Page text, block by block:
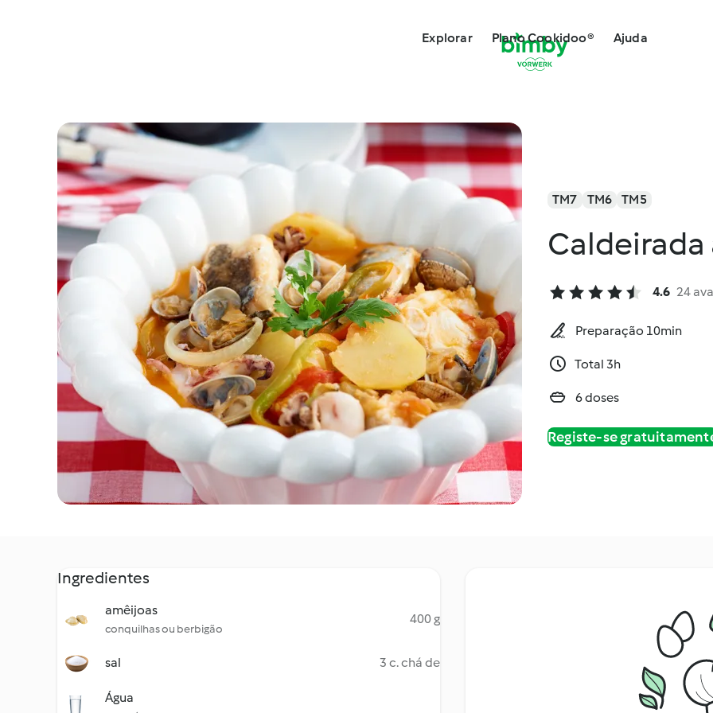
Explorar Plano Cookidoo® Ajuda
TM7 TM6 TM5
Caldeirada
4.6 24
Preparação 10min
Total 3h
6 doses
Registe-se
Ingredientes
amêijoas
conquilhas ou berbigão
400 g
sal 3 c. chá de
Água